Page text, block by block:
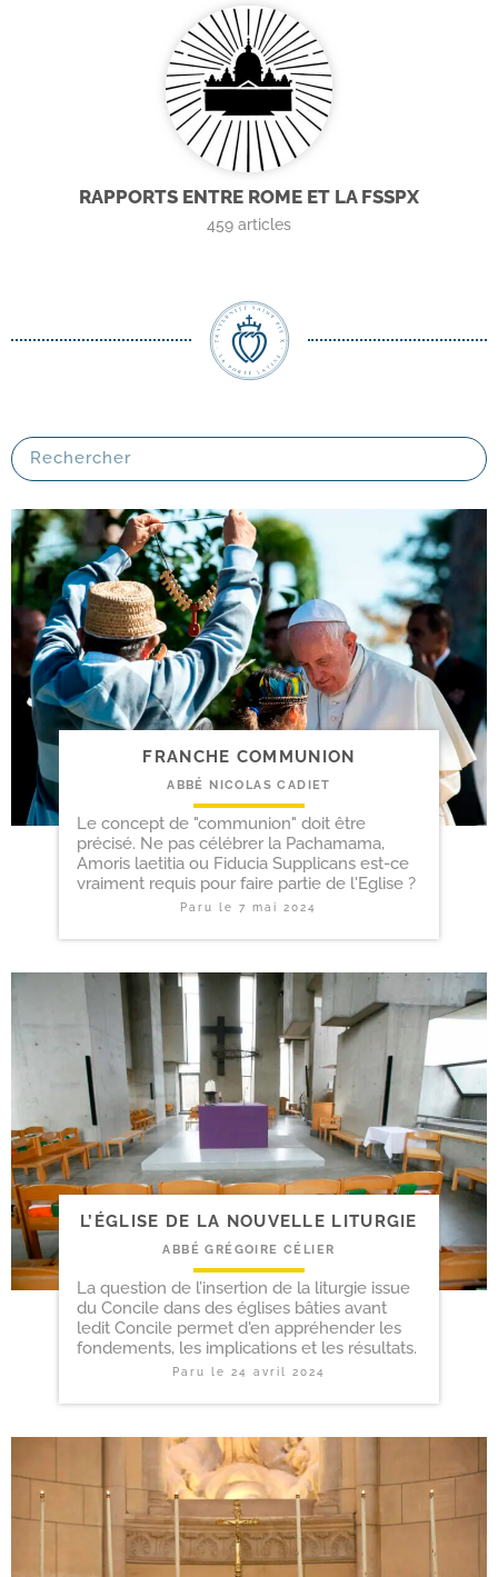
RAPPORTS ENTRE ROME ET LA FSSPX
459 articles
FRANCHE COMMUNION
ABBÉ NICOLAS CADIET
Le concept de "communion" doit être
précisé. Ne pas célébrer la Pachamama,
Amoris laetitia ou Fiducia Supplicans est-ce
vraiment requis pour faire partie de l'Eglise ?
Paru le7 mai 2024
L’ÉGLISE DE LA NOUVELLE LITURGIE
ABBÉ GRÉGOIRE CÉLIER
La question de l’insertion de la liturgie issue
du Concile dans des églises bâties avant
ledit Concile permet d'en appréhender les
fondements, les implications et les résultats.
Paru le 24 avril 2024